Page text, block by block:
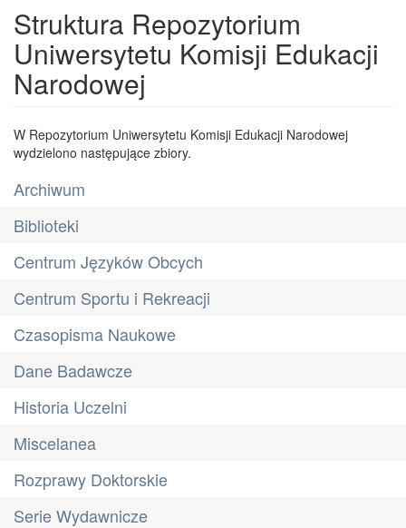
Struktura Repozytorium
Uniwersytetu Komisji Edukacji
Narodowej
W Repozytorium Uniwersytetu Komisji Edukacji Narodowej
wydzielono następujące zbiory.
Archiwum
Biblioteki
Centrum Języków Obcych
Centrum Sportu i Rekreacji
Czasopisma Naukowe
Dane Badawcze
Historia Uczelni
Miscelanea
Rozprawy Doktorskie
Serie Wydawnicze